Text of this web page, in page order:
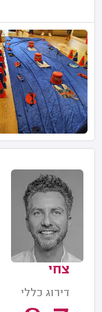
צחי
דירוג כללי